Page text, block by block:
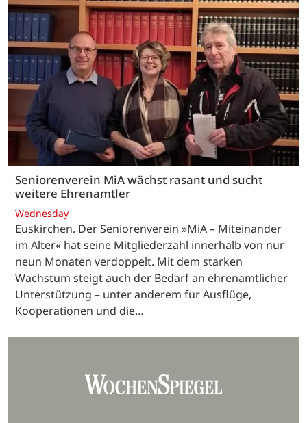
Seniorenverein MiA wächst rasant und sucht
weitere Ehrenamtler
Wednesday
Euskirchen. Der Seniorenverein »MiA – Miteinander
im Alter« hat seine Mitgliederzahl innerhalb von nur
neun Monaten verdoppelt. Mit dem starken
Wachstum steigt auch der Bedarf an ehrenamtlicher
Unterstützung – unter anderem für Ausflüge,
Kooperationen und die…